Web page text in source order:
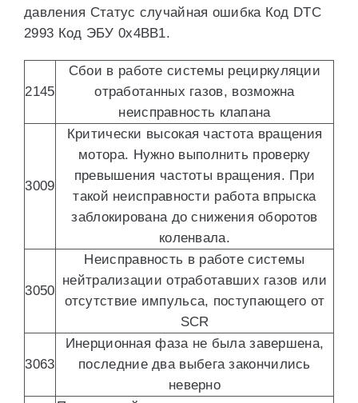
давления Статус случайная ошибка Код DTC
2993 Код ЭБУ 0x4BB1.
2145
Сбои в работе системы рециркуляции
отработанных газов, возможна
неисправность клапана
3009
Критически высокая частота вращения
мотора. Нужно выполнить проверку
превышения частоты вращения. При
такой неисправности работа впрыска
заблокирована до снижения оборотов
коленвала.
3050
Неисправность в работе системы
нейтрализации отработавших газов или
отсутствие импульса, поступающего от
SCR
3063
Инерционная фаза не была завершена,
последние два выбега закончились
неверно